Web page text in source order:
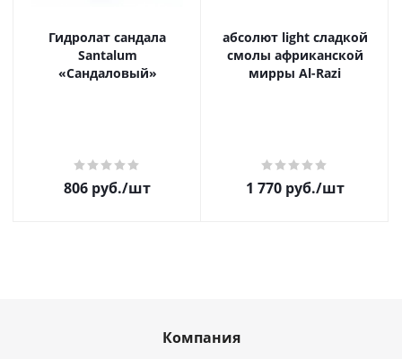
Гидролат сандала
Santalum
«Сандаловый»
806 руб./шт
абсолют light сладкой
смолы африканской
мирры Al-Razi
1 770руб./шт
Компания